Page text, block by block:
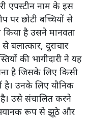
एपस्टीन नाम के इस
पर छोटी बच्चियों से
किया है उसने मानवता
बलात्कार, दुराचार
की भागीदारी ने यह
है जिसके लिए किसी
है। उनके लिए यौनिक
उसे संचालित करने
भयानक रूप से झूठे और